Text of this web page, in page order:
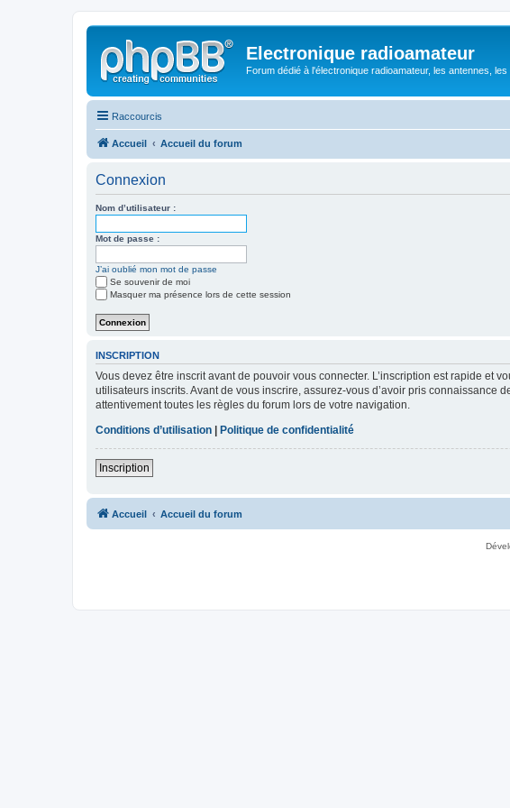
Electronique radioamateur
Forum dédié à l'électronique radioamateur, les antennes,
Raccourcis
Accueil Accueil du forum
Connexion
Nom d’utilisateur :
Mot de passe :
J’ai oublié mon mot de passe
Se souvenir de moi
Masquer ma présence lors de cette session
INSCRIPTION
Vous devez être inscrit avant de pouvoir vous connecter. L’inscription est rapide et
utilisateurs inscrits. Avant de vous inscrire, assurez-vous d’avoir pris
attentivement toutes les règles du forum lors de votre navigation.
Conditions d’utilisation
Politique de confidentialité
Inscription
Accueil Accueil du forum